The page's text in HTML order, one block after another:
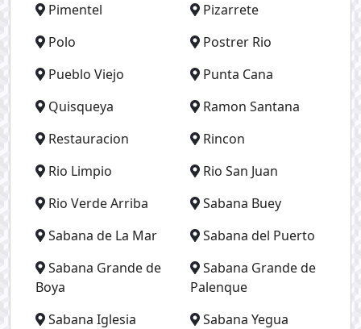
Pimentel
Pizarrete
Polo
Postrer Rio
Pueblo Viejo
Punta Cana
Quisqueya
Ramon Santana
Restauracion
Rincon
Rio Limpio
Rio San Juan
Rio Verde Arriba
Sabana Buey
Sabana de La Mar
Sabana del Puerto
Sabana Grande de
Boya
Sabana Grande de
Palenque
Sabana Iglesia
Sabana Yegua